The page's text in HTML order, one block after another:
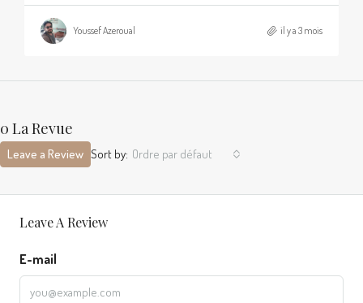
Youssef Azeroual il y a 3 mois
0 La Revue
Sort by: Ordre par défaut
Leave a Review
Leave A Review
E-mail